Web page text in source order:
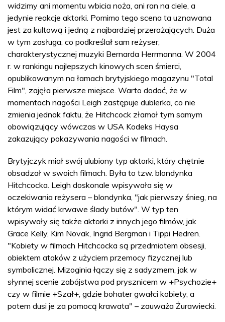
widzimy ani momentu wbicia noża, ani ran na ciele, a
jedynie reakcje aktorki. Pomimo tego scena ta uznawana
jest za kultową i jedną z najbardziej przerażających. Duża
w tym zasługa, co podkreślał sam reżyser,
charakterystycznej muzyki Bernarda Herrmanna. W 2004
r. w rankingu najlepszych kinowych scen śmierci,
opublikowanym na łamach brytyjskiego magazynu "Total
Film", zajęła pierwsze miejsce. Warto dodać, że w
momentach nagości Leigh zastępuje dublerka, co nie
zmienia jednak faktu, że Hitchcock złamał tym samym
obowiązujący wówczas w USA Kodeks Haysa
zakazujący pokazywania nagości w filmach.
Brytyjczyk miał swój ulubiony typ aktorki, który chętnie
obsadzał w swoich filmach. Była to tzw. blondynka
Hitchcocka. Leigh doskonale wpisywała się w
oczekiwania reżysera – blondynka, "jak pierwszy śnieg, na
którym widać krwawe ślady butów". W typ ten
wpisywały się także aktorki z innych jego filmów, jak
Grace Kelly, Kim Novak, Ingrid Bergman i Tippi Hedren.
"Kobiety w filmach Hitchcocka są przedmiotem obsesji,
obiektem ataków z użyciem przemocy fizycznej lub
symbolicznej. Mizoginia łączy się z sadyzmem, jak w
słynnej scenie zabójstwa pod prysznicem w +Psychozie+
czy w filmie +Szał+, gdzie bohater gwałci kobiety, a
potem dusi je za pomocą krawata" – zauważa Żurawiecki.